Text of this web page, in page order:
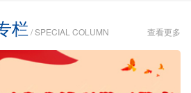
查看更多
栏 / SPECIAL COLUMN